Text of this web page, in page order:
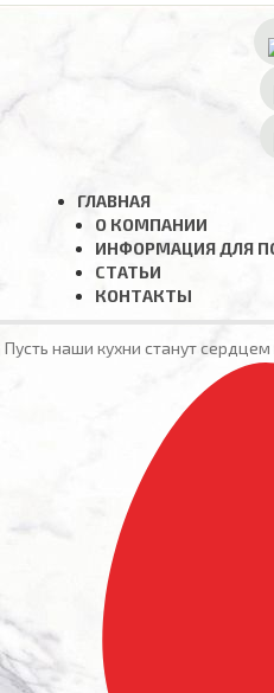
ГЛАВНАЯ
О КОМПАНИИ
ИНФОРМАЦИЯ ДЛЯ
СТАТЬИ
КОНТАКТЫ
Пусть наши кухни станут